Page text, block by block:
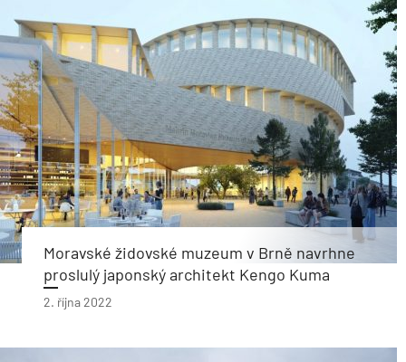
Moravské židovské muzeum v Brně navrhne
proslulý japonský architekt Kengo Kuma
2. října 2022